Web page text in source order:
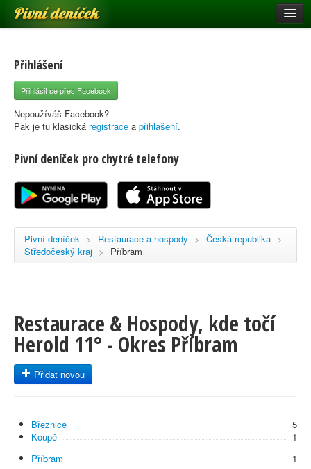
Pivní deníček
Pivní mapa
Pivní značky
Nápověda
Registrace
Přihlášení
Přihlásit se přes Facebook
Nepoužíváš Facebook?
Pak je tu klasická registrace a přihlašení.
Pivní deníček pro chytré telefony
Pivní deníček > Restaurace a hospody > Česká republika >
Středočeský kraj > Příbram
Restaurace & Hospody, kde točí
Herold 11° - Okres Příbram
Přidat novou
Březnice
5
Koupě
1
Příbram
1